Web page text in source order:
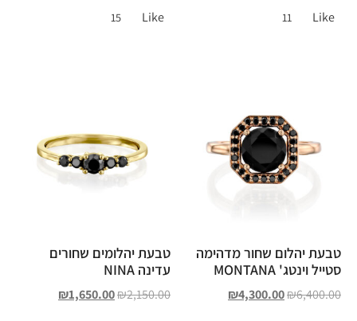
Like
11
Like
15
טבעת יהלום שחור מדהימה
סטייל וינטג' MONTANA
₪6,400.00
₪4,300.00
טבעת יהלומים שחורים
עדינה NINA
₪2,150.00
₪1,650.00